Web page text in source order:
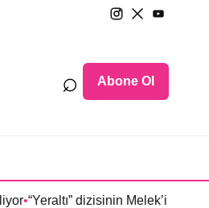
⌕ Abone Ol
“Yeraltı” dizisinin Melek’i Ülkü